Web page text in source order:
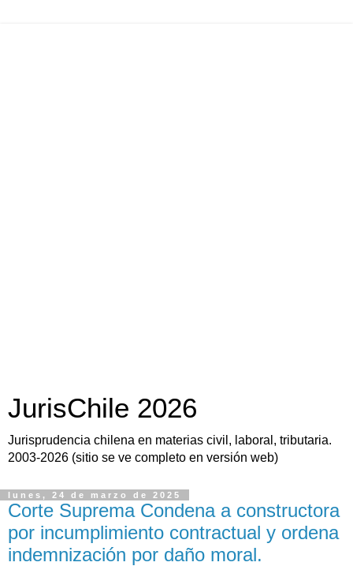
JurisChile 2026
Jurisprudencia chilena en materias civil, laboral, tributaria.
2003-2026 (sitio se ve completo en versión web)
lunes, 24 de marzo de 2025
Corte Suprema Condena a constructora
por incumplimiento contractual y ordena
indemnización por daño moral.